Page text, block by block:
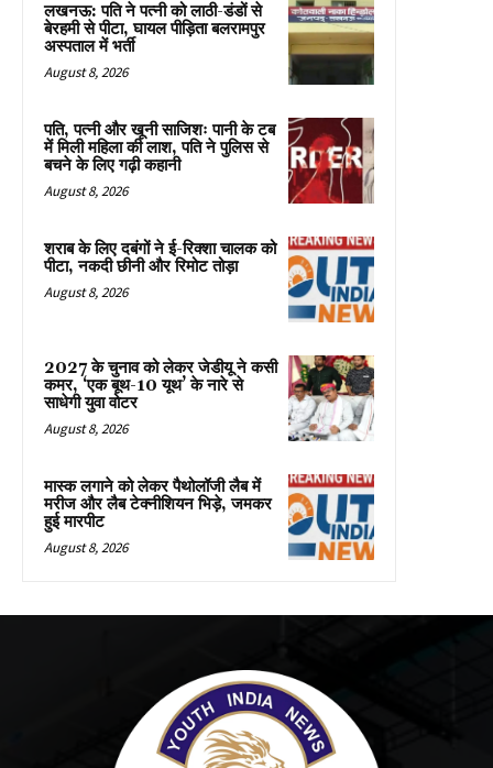
लखनऊ: पति ने पत्नी को लाठी-डंडों से
बेरहमी से पीटा, घायल पीड़िता बलरामपुर
अस्पताल में भर्ती
August 8, 2026
पति, पत्नी और खूनी साजिशः पानी के टब
में मिली महिला की लाश, पति ने पुलिस से
बचने के लिए गढ़ी कहानी
August 8, 2026
शराब के लिए दबंगों ने ई-रिक्शा चालक को
पीटा, नकदी छीनी और रिमोट तोड़ा
August 8, 2026
2027 के चुनाव को लेकर जेडीयू ने कसी
कमर, ‘एक बूथ-10 यूथ’ के नारे से
साधेगी युवा वोटर
August 8, 2026
मास्क लगाने को लेकर पैथोलॉजी लैब में
मरीज और लैब टेक्नीशियन भिड़े, जमकर
हुई मारपीट
August 8, 2026